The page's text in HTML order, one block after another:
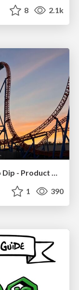
8 2.1k
Navigating the Design Leadership Dip - Product Design Week Design Leaders+ Conference 2024
1 390